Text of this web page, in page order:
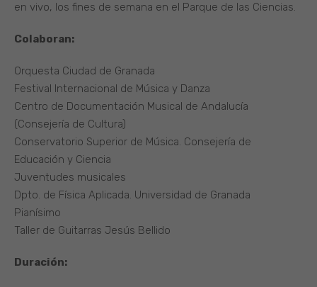
en vivo, los fines de semana en el Parque de las Ciencias.
Colaboran:
Orquesta Ciudad de Granada
Festival Internacional de Música y Danza
Centro de Documentación Musical de Andalucía
(Consejería de Cultura)
Conservatorio Superior de Música. Consejería de
Educación y Ciencia
Juventudes musicales
Dpto. de Física Aplicada. Universidad de Granada
Pianísimo
Taller de Guitarras Jesús Bellido
Duración: